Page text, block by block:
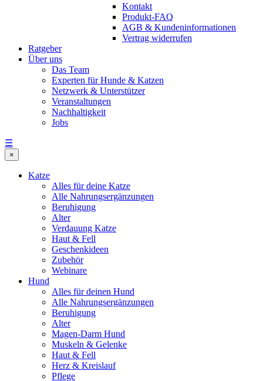
Kontakt
Produkt-FAQ
AGB & Kundeninformationen
Vertrag widerrufen
Ratgeber
Über uns
Das Team
Experten für Hunde & Katzen
Netzwerk & Unterstützer
Veranstaltungen
Nachhaltigkeit
Jobs
☰
×
Katze
Alles für deine Katze
Alle Nahrungsergänzungen
Beruhigung
Alter
Verdauung Katze
Haut & Fell
Geschenkideen
Zubehör
Webinare
Hund
Alles für deinen Hund
Alle Nahrungsergänzungen
Beruhigung
Alter
Magen-Darm Hund
Muskeln & Gelenke
Haut & Fell
Herz & Kreislauf
Pflege